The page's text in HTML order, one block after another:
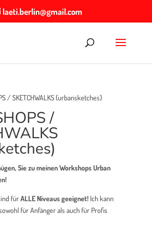
laeti.berlin@gmail.com
/ SKETCHWALKS (urbansketches)
/
Sie zu meinen Workshops Urban
fürALLE Niveaus geeignet! Ich kann
für Anfänger als auch für Profis